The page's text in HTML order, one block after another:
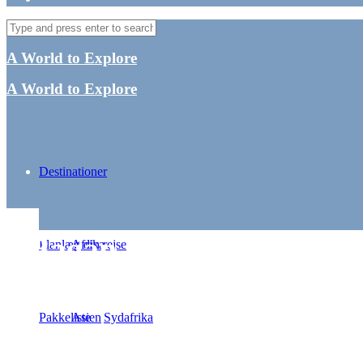
A World to Explore
A World to Explore
Destinationer
Afrika
Sydafrika
Asien
Planlæg din rejse
Pakkeliste
Bagan, Myanmar –